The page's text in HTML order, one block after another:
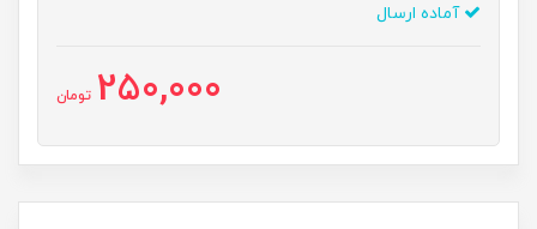
آماده ارسال
250,000 تومان